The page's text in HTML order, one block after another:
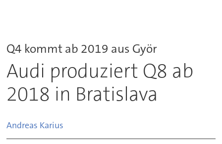
Q4 kommt ab 2019 aus Györ
Audi produziert Q8 ab
2018 in Bratislava
Andreas Karius